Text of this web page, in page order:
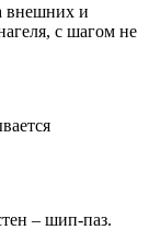
внешних и
с шагом не
– шип-паз.